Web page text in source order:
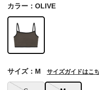
カラー：OLIVE
サイズ：M サイズガイドはこ